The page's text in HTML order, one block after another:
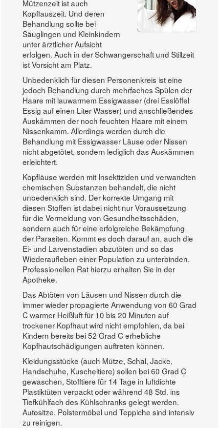
Mützenzeit ist auch
Kopflauszeit. Und deren
Behandlung sollte bei
Säuglingen und Kleinkindern
unter ärztlicher Aufsicht
erfolgen. Auch in der Schwangerschaft und Stillzeit
ist Vorsicht am Platz.
Unbedenklich für diesen Personenkreis ist eine
jedoch Behandlung durch mehrfaches Spülen der
Haare mit lauwarmem Essigwasser (drei Esslöffel
Essig auf einen Liter Wasser) und anschließendes
Auskämmen der noch feuchten Haare mit einem
Nissenkamm. Allerdings werden durch die
Behandlung mit Essigwasser Läuse oder Nissen
nicht abgetötet, sondern lediglich das Auskämmen
erleichtert.
Kopfläuse werden mit Insektiziden und verwandten
chemischen Substanzen behandelt, die nicht
unbedenklich sind. Der korrekte Umgang mit
diesen Stoffen ist dabei nicht nur Voraussetzung
für die Vermeidung von Gesundheitsschäden,
sondern auch für eine erfolgreiche Bekämpfung
der Parasiten. Kommt es doch darauf an, auch die
Ei- und Larvenstadien abzutöten und so das
Wiederaufleben einer Population zu unterbinden.
Professionellen Rat hierzu erhalten Sie in der
Apotheke.
Das Abtöten von Läusen und Nissen durch die
immer wieder propagierte Anwendung von 60 Grad
C warmer Heißluft für 10 bis 20 Minuten auf
trockener Kopfhaut wird nicht empfohlen, da bei
Kindern bereits bei 52 Grad C erhebliche
Kopfhautschädigungen auftreten können.
Kleidungsstücke (auch Mütze, Schal, Jacke,
Handschuhe, Kuscheltiere) sollen bei 60 Grad C
gewaschen, Stofftiere für 14 Tage in luftdichte
Plastiktüten verpackt oder während 48 Std. ins
Tiefkühlfach des Kühlschranks gelegt werden.
Autositze, Polstermöbel und Teppiche sind intensiv
zu reinigen.